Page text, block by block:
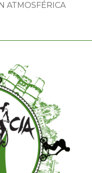
ATMOSFÉRICA